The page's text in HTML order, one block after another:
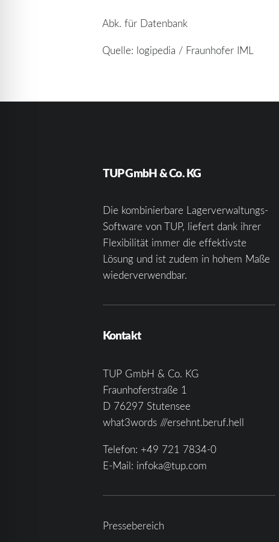
Abk. für Datenbank
Quelle: logipedia / Fraunhofer IML
TUP GmbH & Co. KG
Die kombinierbare Lagerverwaltungs-
Software von TUP, liefert dank ihrer
Flexibilität immer die effektivste
Lösung und ist zudem in hohem Maße
wiederverwendbar.
Kontakt
TUP GmbH & Co. KG
Fraunhoferstraße 1
D 76297 Stutensee
what3words ///ersehnt.beruf.hell
Telefon: +49 721 7834-0
E-Mail: infoka@tup.com
Pressebereich